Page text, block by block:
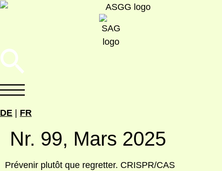
DE | FR
Nr. 99, Mars 2025
Pré­ve­nir plutôt que reg­ret­ter. CRISPR/CAS